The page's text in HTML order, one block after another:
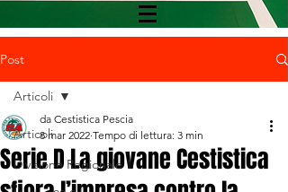
Post
Articoli
Divisione Regionale 1
Articoli
Serie D La giovane Cestistica
da Cestistica Pescia
8 mar 2022 Tempo di lettura: 3 min